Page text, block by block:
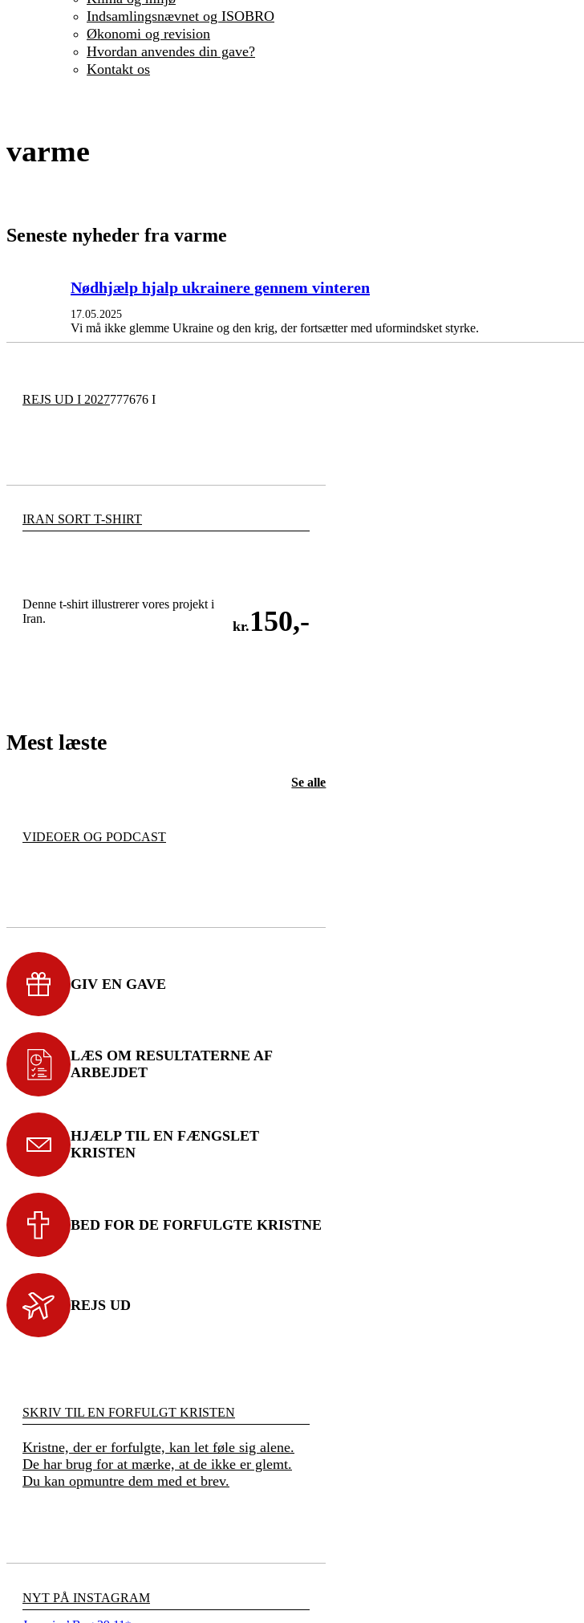
Indsamlingsnævnet og ISOBRO
Økonomi og revision
Hvordan anvendes din gave?
Kontakt os
varme
Seneste nyheder fra varme
Nødhjælp hjalp ukrainere gennem vinteren
17.05.2025
Vi må ikke glemme Ukraine og den krig, der fortsætter med uformindsket styrke.
REJS UD I 2027777676 I
IRAN SORT T-SHIRT
Denne t-shirt illustrerer vores projekt i
Iran.
kr.150,-
Mest læste
Se alle
VIDEOER OG PODCAST
GIV EN GAVE
LÆS OM RESULTATERNE AF
ARBEJDET
HJÆLP TIL EN FÆNGSLET
KRISTEN
BED FOR DE FORFULGTE KRISTNE
REJS UD
SKRIV TIL EN FORFULGT KRISTEN
Kristne, der er forfulgte, kan let føle sig alene.
De har brug for at mærke, at de ikke er glemt.
Du kan opmuntre dem med et brev.
NYT PÅ INSTAGRAM